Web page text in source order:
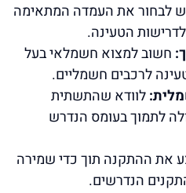
לבחור את העמדה המתאימה
הטעינה.
חשוב למצוא חשמלאי בעל
לרכבים חשמליים.
לוודא שהתשתית
לתמוך בעומס הנדרש
את ההתקנה תוך כדי שמירה
הנדרשים.